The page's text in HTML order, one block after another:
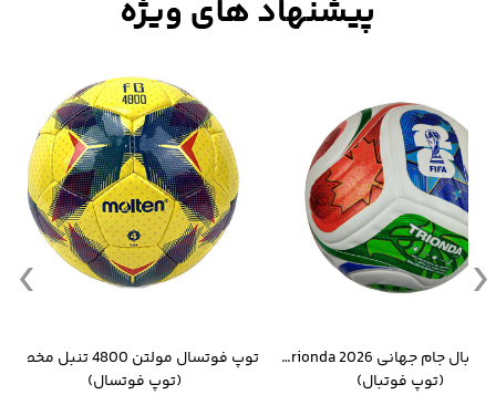
هستند ساخته شده است. زیره‌ی مخصوص چمن طبیعی
با استوک‌های استاندارد باعث چسبندگی عالی و جلوگیری
از لغزش در زمین می‌شود. رویه سبک و تهویه‌دار نیز
راحتی را در طول بازی تضمین می‌کند.
توپ فوتسال مولتن 4800 تنبل مخصوص سالن
(توپ فوتسال)
(قمقمه و فلاسک)